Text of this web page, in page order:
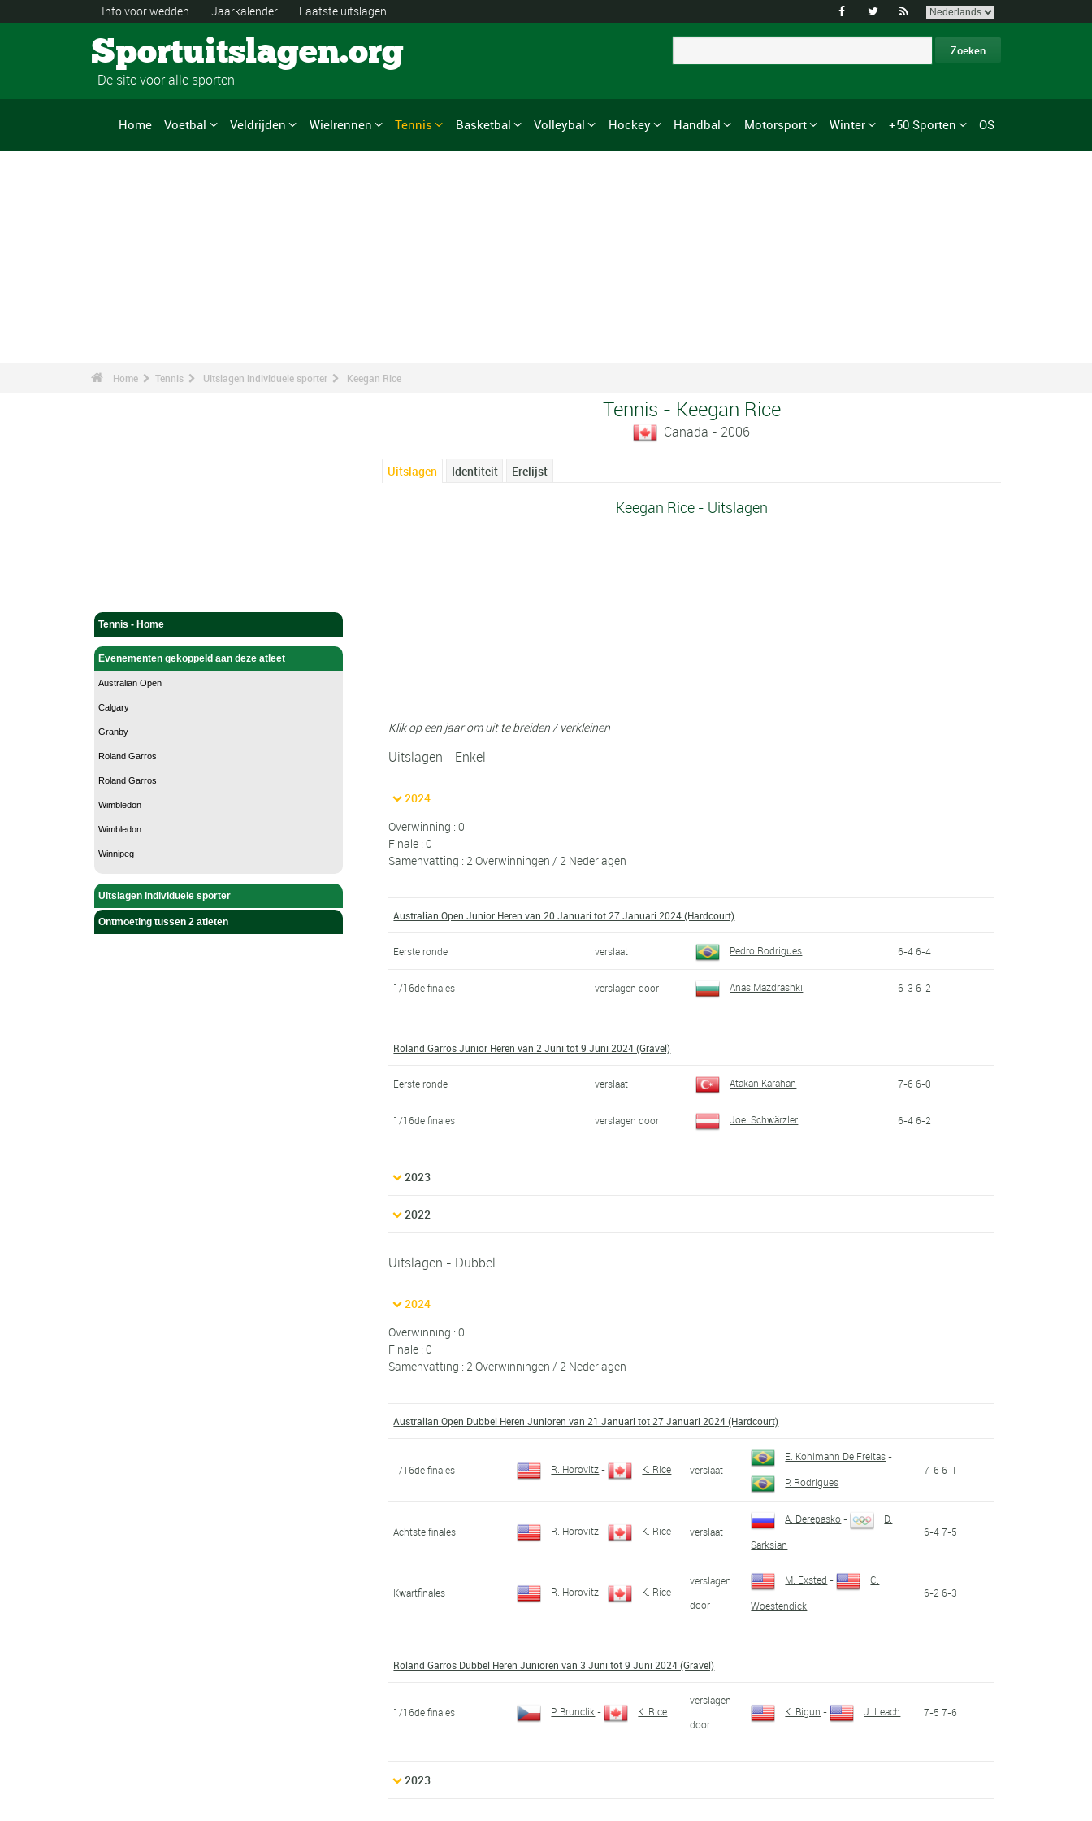
Info voor wedden Jaarkalender Laatste uitslagen   
Sportuitslagen.org
De site voor alle sporten
Home Voetbal Veldrijden Wielrennen Tennis Basketbal Volleybal Hockey Handbal Motorsport Winter +50 Sporten OS
Home Tennis Uitslagen individuele sporter Keegan Rice
Tennis - Home
Evenementen gekoppeld aan deze atleet
Australian Open
Calgary
Granby
Roland Garros
Roland Garros
Wimbledon
Wimbledon
Winnipeg
Uitslagen individuele sporter
Ontmoeting tussen 2 atleten
Tennis - Keegan Rice
Canada - 2006
Uitslagen Identiteit Erelijst
Keegan Rice - Uitslagen
Klik op een jaar om uit te breiden / verkleinen
Uitslagen - Enkel
2024
Overwinning : 0
Finale : 0
Samenvatting : 2 Overwinningen / 2 Nederlagen
Australian Open Junior Heren van 20 Januari tot 27 Januari 2024 (Hardcourt)
Eerste ronde verslaat Pedro Rodrigues 6-4 6-4
1/16de finales verslagen door Anas Mazdrashki 6-3 6-2
Roland Garros Junior Heren van 2 Juni tot 9 Juni 2024 (Gravel)
Eerste ronde verslaat Atakan Karahan 7-6 6-0
1/16de finales verslagen door Joel Schwärzler 6-4 6-2
2023
2022
Uitslagen - Dubbel
2024
Overwinning : 0
Finale : 0
Samenvatting : 2 Overwinningen / 2 Nederlagen
Australian Open Dubbel Heren Junioren van 21 Januari tot 27 Januari 2024 (Hardcourt)
1/16de finales R. Horovitz- K. Rice verslaat
E. Kohlmann De Freitas-
P. Rodrigues
7-6 6-1
Achtste finales R. Horovitz- K. Rice verslaat
A. Derepasko -
D.
Sarksian
6-4 7-5
Kwartfinales R. Horovitz- K. Rice
verslagen
door
M. Exsted -
C.
Woestendick
6-2 6-3
Roland Garros Dubbel Heren Junioren van 3 Juni tot 9 Juni 2024 (Gravel)
1/16de finales P. Brunclik- K. Rice
verslagen
door
K. Bigun - J. Leach 7-5 7-6
2023